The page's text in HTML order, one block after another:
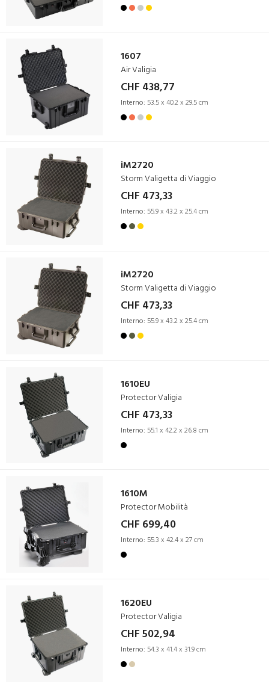
1607
Air Valigia
CHF 438,77
Interno: 53.5 x 40.2 x 29.5 cm
iM2720
Storm Valigetta di Viaggio
CHF 473,33
Interno: 55.9 x 43.2 x 25.4 cm
iM2720
Storm Valigetta di Viaggio
CHF 473,33
Interno: 55.9 x 43.2 x 25.4 cm
1610EU
Protector Valigia
CHF 473,33
Interno: 55.1 x 42.2 x 26.8 cm
1610M
Protector Mobilità
CHF 699,40
Interno: 55.3 x 42.4 x 27 cm
1620EU
Protector Valigia
CHF 502,94
Interno: 54.3 x 41.4 x 31.9 cm